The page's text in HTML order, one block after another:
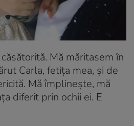
Mă măritasem în
Carla, fetița mea, și de
Mă împlinește, mă
diferit prin ochii ei. E